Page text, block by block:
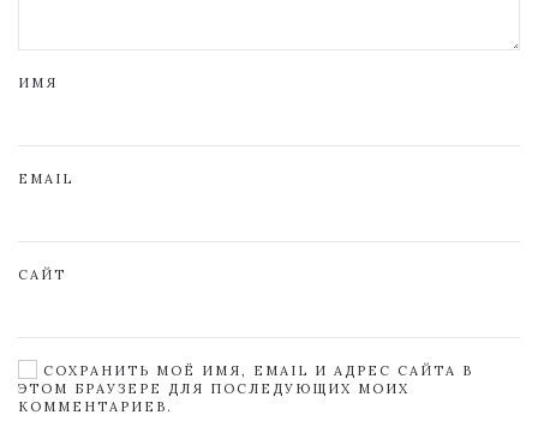
ИМЯ
EMAIL
САЙТ
СОХРАНИТЬ МОЁ ИМЯ, EMAIL И АДРЕС САЙТА В
ЭТОМ БРАУЗЕРЕ ДЛЯ ПОСЛЕДУЮЩИХ МОИХ
КОММЕНТАРИЕВ.